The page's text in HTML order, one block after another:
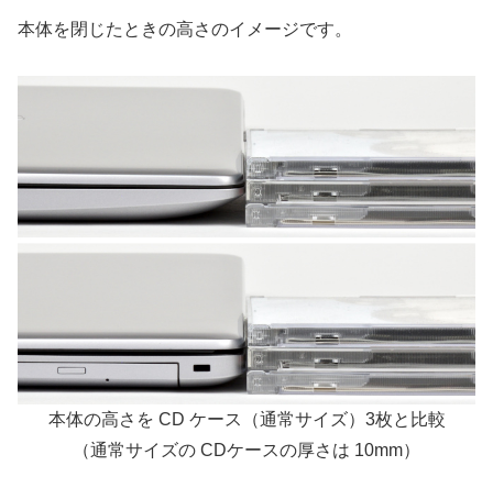
本体を閉じたときの高さのイメージです。
本体の高さを CD ケース（通常サイズ）3枚と比較
（通常サイズの CDケースの厚さは 10mm）